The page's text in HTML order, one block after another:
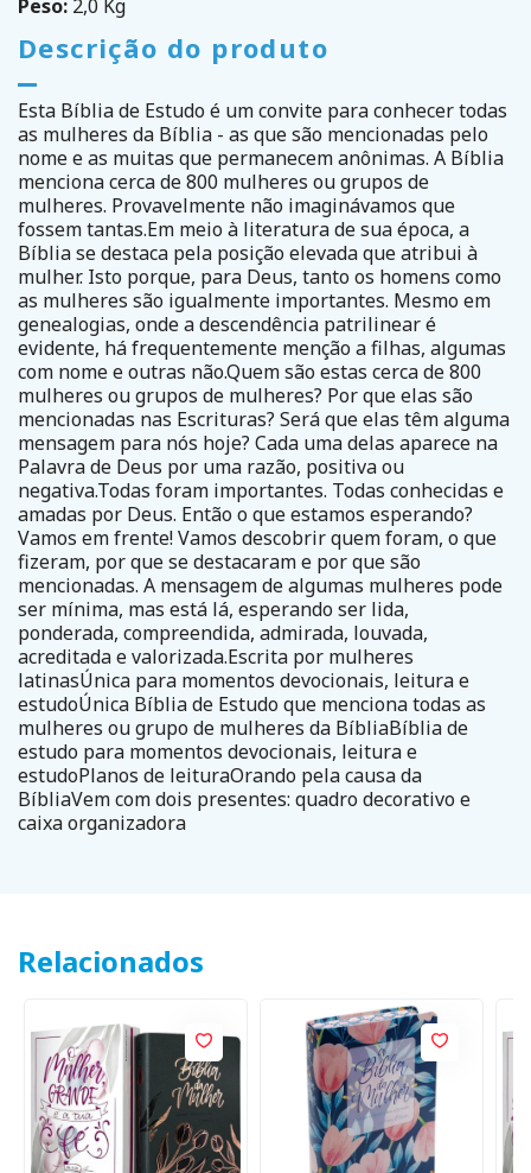
Peso: 2,0 Kg
Descrição do produto
Esta Bíblia de Estudo é um convite para conhecer todas
as mulheres da Bíblia - as que são mencionadas pelo
nome e as muitas que permanecem anônimas. A Bíblia
menciona cerca de 800 mulheres ou grupos de
mulheres. Provavelmente não imaginávamos que
fossem tantas.Em meio à literatura de sua época, a
Bíblia se destaca pela posição elevada que atribui à
mulher. Isto porque, para Deus, tanto os homens como
as mulheres são igualmente importantes. Mesmo em
genealogias, onde a descendência patrilinear é
evidente, há frequentemente menção a filhas, algumas
com nome e outras não.Quem são estas cerca de 800
mulheres ou grupos de mulheres? Por que elas são
mencionadas nas Escrituras? Será que elas têm alguma
mensagem para nós hoje? Cada uma delas aparece na
Palavra de Deus por uma razão, positiva ou
negativa.Todas foram importantes. Todas conhecidas e
amadas por Deus. Então o que estamos esperando?
Vamos em frente! Vamos descobrir quem foram, o que
fizeram, por que se destacaram e por que são
mencionadas. A mensagem de algumas mulheres pode
ser mínima, mas está lá, esperando ser lida,
ponderada, compreendida, admirada, louvada,
acreditada e valorizada.Escrita por mulheres
latinasÚnica para momentos devocionais, leitura e
estudoÚnica Bíblia de Estudo que menciona todas as
mulheres ou grupo de mulheres da BíbliaBíblia de
estudo para momentos devocionais, leitura e
estudoPlanos de leituraOrando pela causa da
BíbliaVem com dois presentes: quadro decorativo e
caixa organizadora
Relacionados